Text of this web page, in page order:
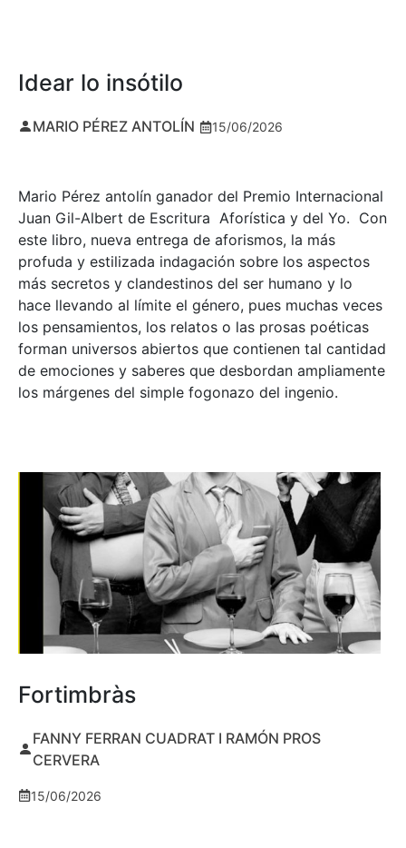
Idear lo insótilo
MARIO PÉREZ ANTOLÍN 15/06/2026
Mario Pérez antolín ganador del Premio Internacional
Juan Gil-Albert de Escritura Aforística y del Yo. Con
este libro, nueva entrega de aforismos, la más
profuda y estilizada indagación sobre los aspectos
más secretos y clandestinos del ser humano y lo
hace llevando al límite el género, pues muchas veces
los pensamientos, los relatos o las prosas poéticas
forman universos abiertos que contienen tal cantidad
de emociones y saberes que desbordan ampliamente
los márgenes del simple fogonazo del ingenio.
Fortimbràs
FANNY FERRAN CUADRAT I RAMÓN PROS
CERVERA
15/06/2026